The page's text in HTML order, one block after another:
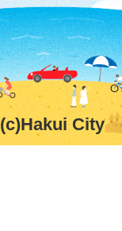
(c)Hakui City